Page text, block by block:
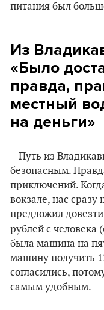
питания был
Из
«Было
правда,
местный
на деньги»
– Путь из
безопасным.
приключений.
вокзале, нас
предложил
рублей с человека
была машина на
машину получить
согласились,
самым удобным.